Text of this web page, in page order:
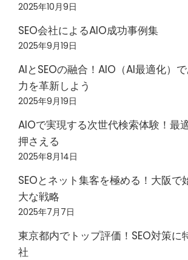
2025年10月9日
SEO会社によるAIO成功事例集
2025年9月19日
AIとSEOの融合！AIO（AI最適化）
力を革新しよう
2025年9月19日
AIOで実現する次世代検索体験！最
押さえる
2025年8月14日
SEOとネット集客を極める！大阪で
大な戦略
2025年7月7日
東京都内でトップ評価！SEO対策に
社